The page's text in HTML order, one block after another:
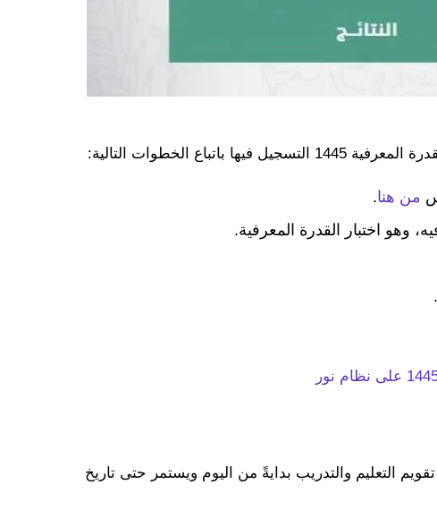
الخطوات التالية:
من هنا.
وهو اختبار القدرة المعرفية.
التعليم والتدريب بدايةً من اليوم ويستمر حتى تاريخ